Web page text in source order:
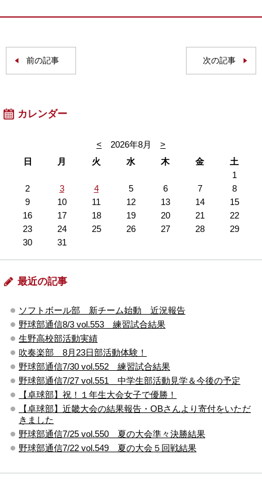
前の記事 次の記事
カレンダー
< 2026年8月
>
日
月 火 水 木 金
土
1
2
3 4 5 6 7
8
9
10 11 12 13 14
15
16
17 18 19 20 21
22
23
24 25 26 27 28
29
30
31
最近の記事
ソフトボール部 新チーム始動 近況報告
野球部通信8/3 vol.553 練習試合結果
生野高校部活動実績
吹奏楽部 8月23日部活動体験！
野球部通信7/30 vol.552 練習試合結果
野球部通信7/27 vol.551 中学生部活動見学＆今後の予定
【卓球部】祝！１年生大会女子で優勝！
【卓球部】近畿大会の結果報告・OBさんより寄付をいただ
きました
野球部通信7/25 vol.550 夏の大会準々決勝結果
野球部通信7/22 vol.549 夏の大会５回戦結果